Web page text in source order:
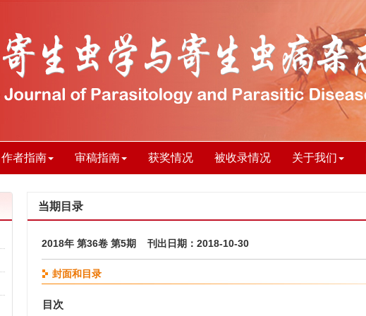
作者指南 审稿指南 获奖情况 被收录情况 关于我们
当期目录
2018年 第36卷 第5期 刊出日期：2018-10-30
封面和目录
目次